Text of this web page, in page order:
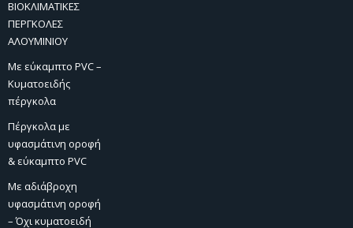
ΒΙΟΚΛΙΜΑΤΙΚΕΣ
ΠΕΡΓΚΟΛΕΣ
ΑΛΟΥΜΙΝΙΟΥ
Με εύκαμπτο PVC –
Κυματοειδής
πέργκολα
Πέργκολα με
υφασμάτινη οροφή
& εύκαμπτο PVC
Με αδιάβροχη
υφασμάτινη οροφή
– Όχι κυματοειδή